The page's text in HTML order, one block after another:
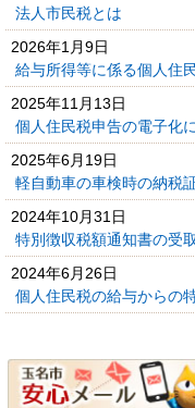
法人市民税とは
2026年1月9日
給与所得等に係る個人住
2025年11月13日
個人住民税申告の電子化
2025年6月19日
軽自動車の車検時の納税
2024年10月31日
特別徴収税額通知書の受
2024年6月26日
個人住民税の給与からの